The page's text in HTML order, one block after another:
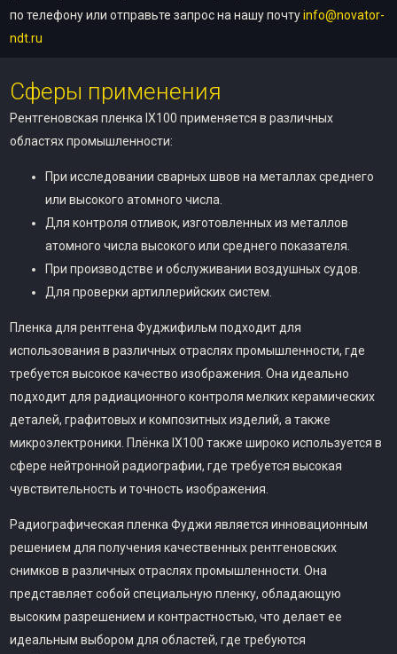
по телефону или отправьте запрос на нашу почтуinfo@novator-
ndt.ru
Сферы применения
Рентгеновская пленка IX100 применяется в различных
областях промышленности:
При исследовании сварных швов на металлах среднего
или высокого атомного числа.
Для контроля отливок, изготовленных из металлов
атомного числа высокого или среднего показателя.
При производстве и обслуживании воздушных судов.
Для проверки артиллерийских систем.
Пленка для рентгена Фуджифильм подходит для
использования в различных отраслях промышленности, где
требуется высокое качество изображения. Она идеально
подходит для радиационного контроля мелких керамических
деталей, графитовых и композитных изделий, а также
микроэлектроники. Плёнка IX100 также широко используется в
сфере нейтронной радиографии, где требуется высокая
чувствительность и точность изображения.
Радиографическая пленка Фуджи является инновационным
решением для получения качественных рентгеновских
снимков в различных отраслях промышленности. Она
представляет собой специальную пленку, обладающую
высоким разрешением и контрастностью, что делает ее
идеальным выбором для областей, где требуются